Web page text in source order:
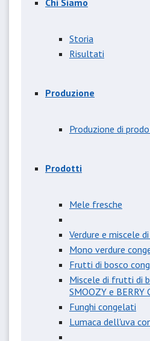
Chi Siamo
Storia
Risultati
Produzione
Produzione di
Prodotti
Mele fresche
Verdure e miscele
Mono verdure
Frutti di bosco
Miscele di frutti di bosco e bacche
SMOOZY e BERRY
Funghi congelati
Lumaca dell'uva